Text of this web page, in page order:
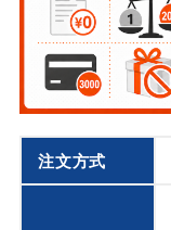
注文方式